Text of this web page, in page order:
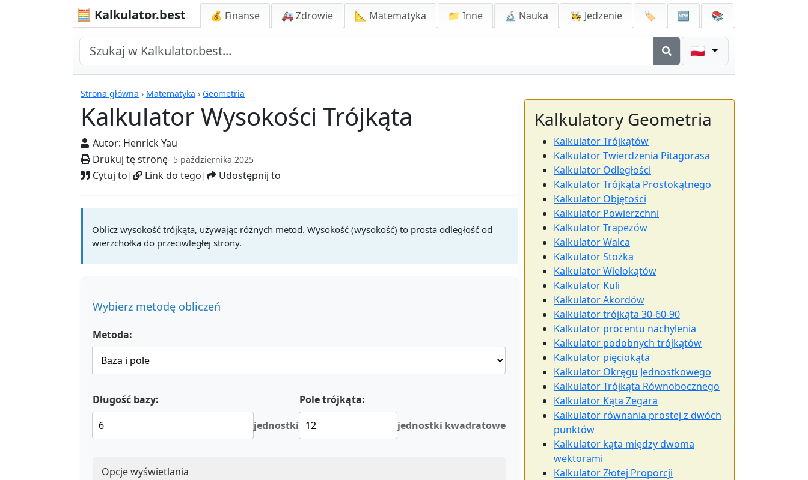
🧮 Kalkulator.best 💰 Finanse 🚑 Zdrowie 📐 Matematyka 📁 Inne 🔬 Nauka 👩‍🍳 Jedzenie 🏷️ 🆕 📚
🇵🇱
Strona główna › Matematyka › Geometria
Kalkulator Wysokości Trójkąta
Autor: Henrick Yau
Drukuj tę stronę- 5 października 2025
Cytuj to| Link do tego| Udostępnij to
Kalkulatory
Oblicz wysokość trójkąta, używając różnych metod. Wysokość (wysokość) to prosta odległość od
wierzchołka do przeciwległej strony.
Wybierz metodę obliczeń
Metoda:
Długość bazy:
jednostki
Pole trójkąta:
jednostki kwadratowe
Opcje wyświetlania
Kalkulatory Geometria
Kalkulator Trójkątów
Kalkulator Twierdzenia Pitagorasa
Kalkulator Odległości
Kalkulator Trójkąta Prostokątnego
Kalkulator Objętości
Kalkulator Powierzchni
Kalkulator Trapezów
Kalkulator Walca
Kalkulator Stożka
Kalkulator Wielokątów
Kalkulator Kuli
Kalkulator Akordów
Kalkulator trójkąta 30-60-90
Kalkulator procentu nachylenia
Kalkulator podobnych trójkątów
Kalkulator pięciokąta
Kalkulator Okręgu Jednostkowego
Kalkulator Trójkąta Równobocznego
Kalkulator Kąta Zegara
Kalkulator równania prostej z dwóch
punktów
Kalkulator kąta między dwoma
wektorami
Kalkulator Złotej Proporcji